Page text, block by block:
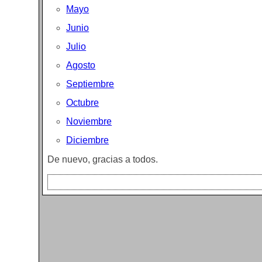
Mayo
Junio
Julio
Agosto
Septiembre
Octubre
Noviembre
Diciembre
De nuevo, gracias a todos.